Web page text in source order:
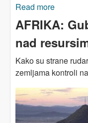
Read more
AFRIKA:
nad
Kako su strane
zemljama kontroli